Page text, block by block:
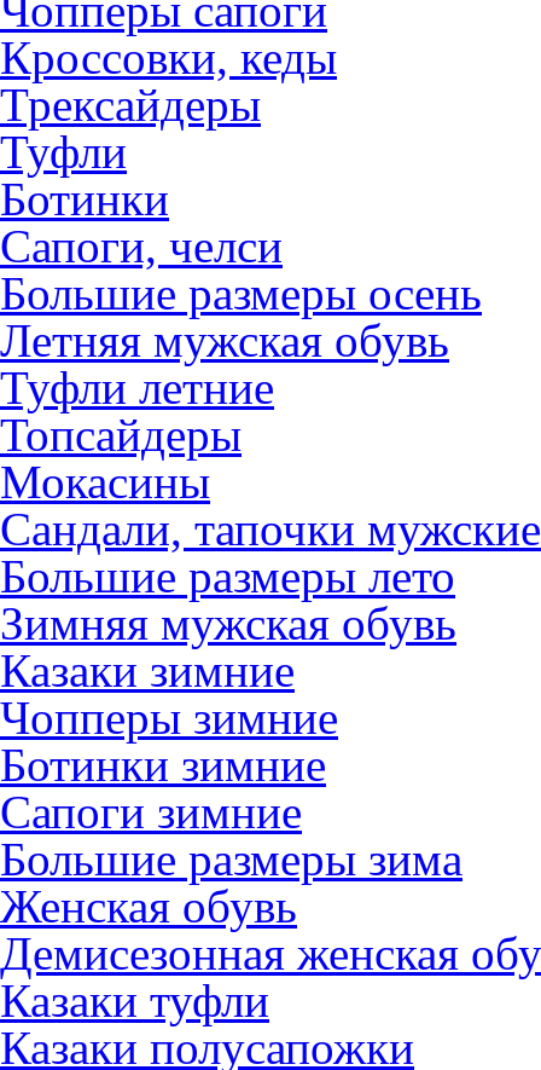
Кроссовки, кеды
Трексайдеры
Туфли
Ботинки
Сапоги, челси
Большие размеры осень
Летняя мужская обувь
Туфли летние
Топсайдеры
Мокасины
Сандали, тапочки мужские
Большие размеры лето
Зимняя мужская обувь
Казаки зимние
Чопперы зимние
Ботинки зимние
Сапоги зимние
Большие размеры зима
Женская обувь
Демисезонная женская
Казаки туфли
Казаки полусапожки